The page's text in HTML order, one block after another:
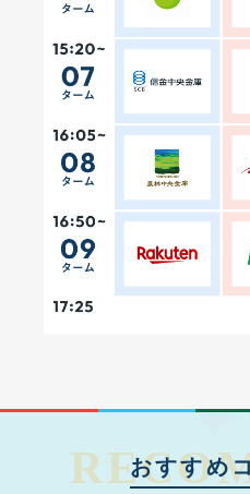
おすすめ